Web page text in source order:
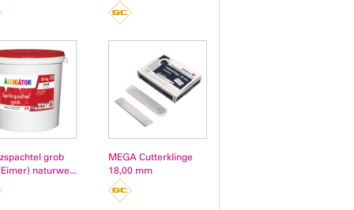
grob
naturwe...
MEGA Cutterklinge
18,00 mm